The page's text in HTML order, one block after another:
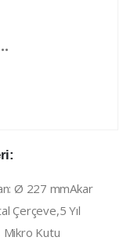
Ø 227 mmAkar
Çerçeve,5 Yıl
Mikro Kutu